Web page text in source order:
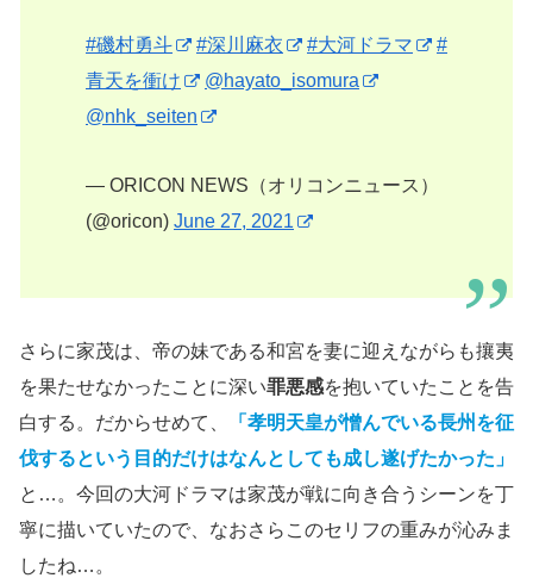
#磯村勇斗 #深川麻衣 #大河ドラマ
#
青天を衝け
@hayato_isomura
@nhk_seiten
— ORICON NEWS（オリコンニュース）
(@oricon) June 27, 2021
さらに家茂は、帝の妹である和宮を妻に迎えながらも攘夷
を果たせなかったことに深い罪悪感を抱いていたことを告
白する。だからせめて、
「孝明天皇が憎んでいる長州を征
伐するという目的だけはなんとしても成し遂げたかった」
と…。今回の大河ドラマは家茂が戦に向き合うシーンを丁
寧に描いていたので、なおさらこのセリフの重みが沁みま
したね…。